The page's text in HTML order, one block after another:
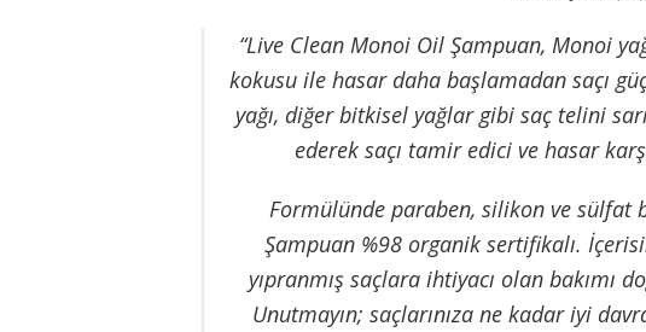
“Live Clean Monoi Oil Şampuan, Monoi
kokusu ile hasar daha başlamadan saçı
yağı, diğer bitkisel yağlar gibi saç telini
ederek saçı tamir edici ve hasar
Formülünde paraben, silikon ve sülfat
Şampuan %98 organik sertifikalı.
yıpranmış saçlara ihtiyacı olan bakımı
Unutmayın; saçlarınıza ne kadar iyi